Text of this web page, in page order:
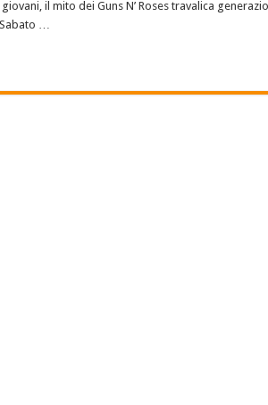
il mito dei Guns N’ Roses travalica
Sabato …